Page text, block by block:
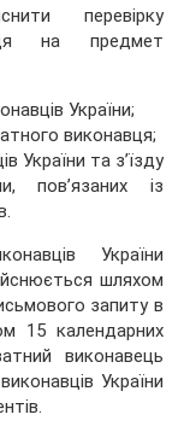
перевірку
на предмет
України;
виконавця;
України та з’їзду
пов’язаних із
України
шляхом
запиту в
15 календарних
виконавець
України